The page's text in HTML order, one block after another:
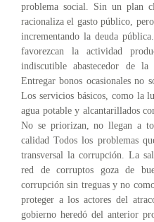
problema social. Sin un plan
racionaliza el gasto público,
incrementando la deuda
favorezcan la actividad
indiscutible abastecedor de la
Entregar bonos ocasionales no
Los servicios básicos, como la
agua potable y alcantarillados
No se priorizan, no llegan a
calidad Todos los problemas
transversal la corrupción. La
red de corruptos goza de
corrupción sin treguas y no
proteger a los actores del
gobierno heredó del anterior